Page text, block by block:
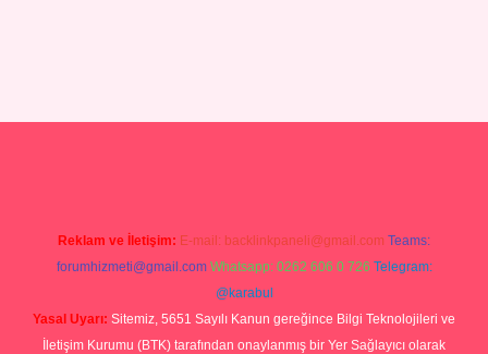
Reklam ve İletişim: E-mail: backlinkpaneli@gmail.com Teams:
forumhizmeti@gmail.com Whatsapp: 0262 606 0 726 Telegram:
@karabul
Yasal Uyarı: Sitemiz, 5651 Sayılı Kanun gereğince Bilgi Teknolojileri ve
İletişim Kurumu (BTK) tarafından onaylanmış bir Yer Sağlayıcı olarak